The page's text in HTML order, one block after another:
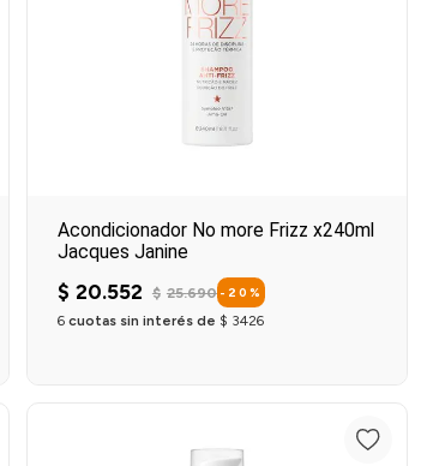
Acondicionador No more Frizz x240ml
Jacques Janine
$ 20.552 $ 25.690 - 20 %
6cuotas sin interés de $ 3426